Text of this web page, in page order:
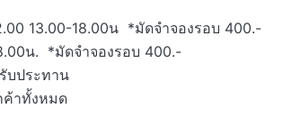
13.00-18.00น  *มัดจำจองรอบ 400.-
น.  *มัดจำจองรอบ 400.-
บประทาน
ค้าทั้งหมด